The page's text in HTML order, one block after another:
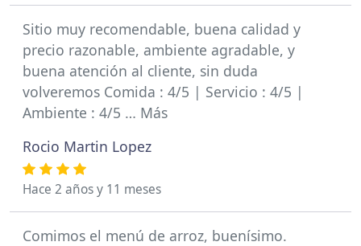
Sitio muy recomendable, buena calidad y
precio razonable, ambiente agradable, y
buena atención al cliente, sin duda
volveremos Comida : 4/5 | Servicio : 4/5 |
Ambiente : 4/5 … Más
Rocio Martin Lopez
Hace 2 años y 11 meses
Comimos el menú de arroz, buenísimo.